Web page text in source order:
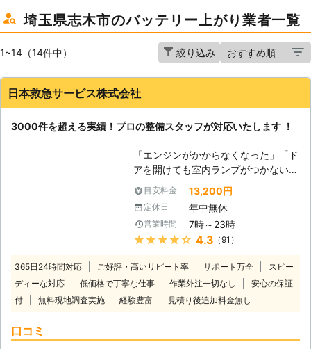
埼玉県志木市のバッテリー上がり業者一覧
1~14（14件中） 絞り込み
日本救急サービス株式会社
3000件を超える実績！プロの整備スタッフが対応いたします ！
「エンジンがかからなくなった」「ド
アを開けても室内ランプがつかない」
バッテリーが上がってしまうと車にこ
のような症状があらわれます。 普段
は動いていた車が突然動かなくなって
は大変困りますし、慣れていない方は
パニックにもなりますよね。 ヒリつ
たらいいのか判断に迷うことと思いま
す。 そんな時には、日本救急サービ
ス(株)までご連絡ください。お客様の
うえで、バッテリー上がりの原因や車
目安料金 13,200円
定休日 年中無休
営業時間 7時～23時
★★★★★ 4.3 （91）
365日24時間対応 ご好評・高いリピート率 サポート万全
スピー
ディーな対応
低価格で丁寧な仕事 作業外注一切なし
安心の保証
付
無料現地調査実施 経験豊富 見積り後追加料金無し
口コミ